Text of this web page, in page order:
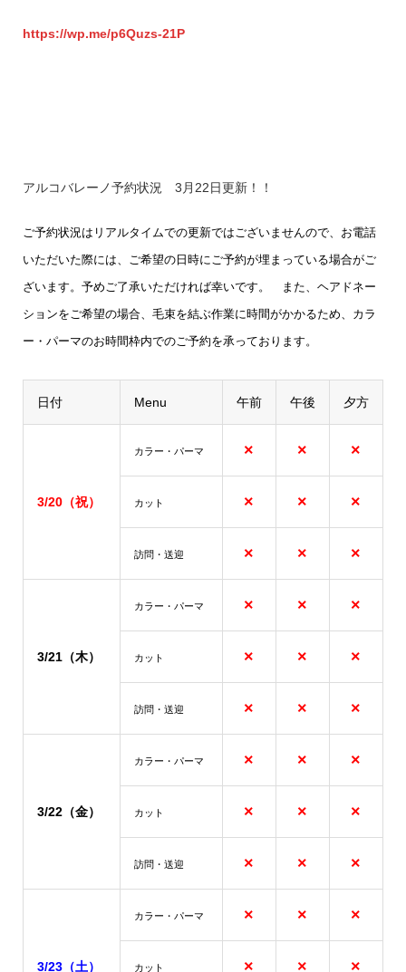
https://wp.me/p6Quzs-21P
アルコバレーノ予約状況 3 月22日更新！！
ご予約状況はリアルタイムでの更新ではございませんので、お電話
いただいた際には、ご希望の日時にご予約が埋まっている場合がご
ざいます。予めご了承いただければ幸いです。 また、ヘアドネー
ションをご希望の場合、毛束を結ぶ作業に時間がかかるため、カラ
ー・パーマのお時間枠内でのご予約を承っております。
日付 Menu 午前 午後 夕方
3/20（祝）
カラー・パーマ × × ×
カット × × ×
訪問・送迎 × × ×
3/21（木）
カラー・パーマ × × ×
カット × × ×
訪問・送迎 × × ×
3/22（金）
カラー・パーマ × × ×
カット × × ×
訪問・送迎 × × ×
3/23（土）
カラー・パーマ × × ×
カット × × ×